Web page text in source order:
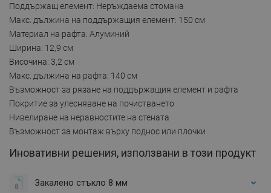
Поддържащ елемент: Неръждаема стомана
Макс. дължина на поддържащия елемент: 150 см
Материал на рафта: Алуминий
Ширина: 12,9 см
Височина: 3,2 см
Макс. дължина на рафта: 140 см
Възможност за рязане на поддържащия елемент и рафта
Покритие за улесняване на почистването
Нивелиране на неравностите на стената
Възможност за монтаж върху поднос или плочки
Иновативни решения, използвани в този продукт
Закалено стъкло 8 мм